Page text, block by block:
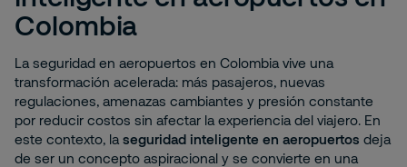
Colombia
La seguridad en aeropuertos en Colombia vive una
transformación acelerada: más pasajeros, nuevas
regulaciones, amenazas cambiantes y presión constante
por reducir costos sin afectar la experiencia del viajero. En
este contexto, la seguridad inteligente en aeropuertos deja
de ser un concepto aspiracional y se convierte en una